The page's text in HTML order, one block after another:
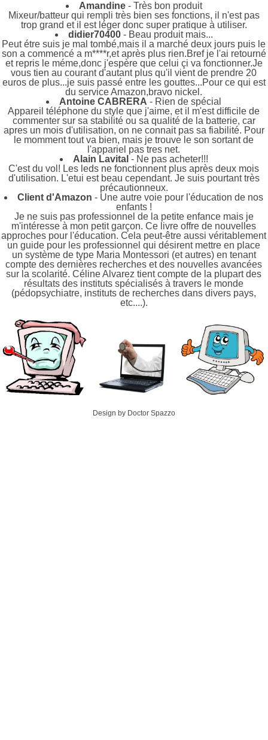
Amandine- Très bon produit
Mixeur/batteur qui rempli très bien ses fonctions, il n'est pas
trop grand et il est léger donc super pratique à utiliser.
didier70400- Beau produit mais...
Peut étre suis je mal tombé,mais il a marché deux jours puis le
son a commencé a m****r,et après plus rien.Bref je l'ai retourné
et repris le méme,donc j'espère que celui çi va fonctionner.Je
vous tien au courant d'autant plus qu'il vient de prendre 20
euros de plus...je suis passé entre les gouttes...Pour ce qui est
du service Amazon,bravo nickel.
Antoine CABRERA - Rien de spécial
Appareil téléphone du style que j'aime, et il m'est difficile de
commenter sur sa stabilité ou sa qualité de la batterie, car
apres un mois d'utilisation, on ne connait pas sa fiabilité. Pour
le momment tout va bien, mais je trouve le son sortant de
l'appariel pas tres net.
Alain Lavital - Ne pas acheter!!!
C'est du vol! Les leds ne fonctionnent plus après deux mois
d'utilisation. L'etui est beau cependant. Je suis pourtant très
précautionneux.
Client d'Amazon - Une autre voie pour l'éducation de nos
enfants !
Je ne suis pas professionnel de la petite enfance mais je
m'intéresse à mon petit garçon. Ce livre offre de nouvelles
approches pour l'éducation. Cela peut-être aussi véritablement
un guide pour les professionnel qui désirent mettre en place
un système de type Maria Montessori (et autres) en tenant
compte des dernières recherches et des nouvelles avancées
sur la scolarité. Céline Alvarez tient compte de la plupart des
résultats des instituts spécialisés à travers le monde
(pédopsychiatre, instituts de recherches dans divers pays,
etc....).
Design by Doctor Spazzo